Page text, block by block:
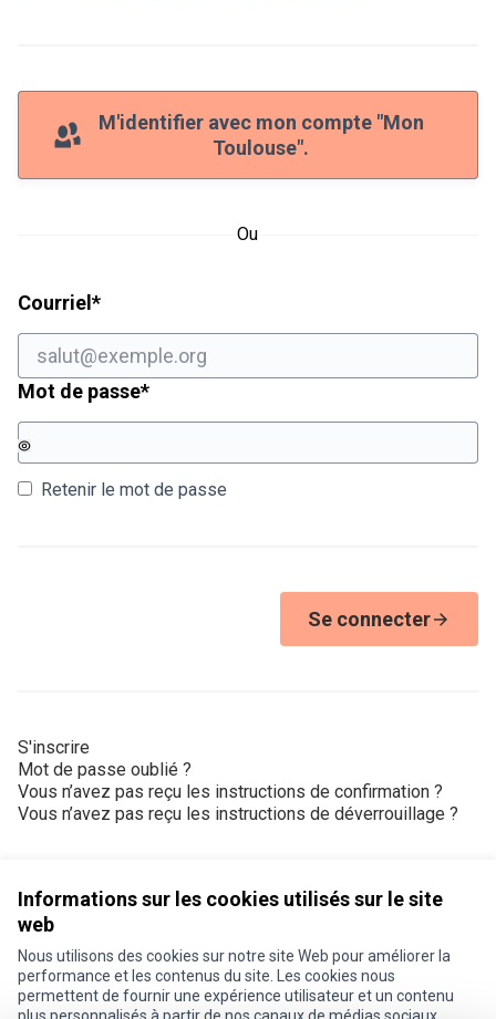
Informations sur les cookies utilisés sur le site
web
Nous utilisons des cookies sur notre site Web pour améliorer la
performance et les contenus du site. Les cookies nous
permettent de fournir une expérience utilisateur et un contenu
M'identifier avec mon compte "Mon
Toulouse".
Ou
Courriel *Champ obligatoire
Mot de passe*Champ obligatoire
Retenir le mot de passe
Se connecter
S'inscrire
Mot de passe oublié ?
Vous n’avez pas reçu les instructions de confirmation ?
Vous n’avez pas reçu les instructions de déverrouillage ?
Conditions d'utilisation
Paramètres des cookies
Je participe ! sur X
Je participe ! sur Facebook
Je participe ! sur Instagram